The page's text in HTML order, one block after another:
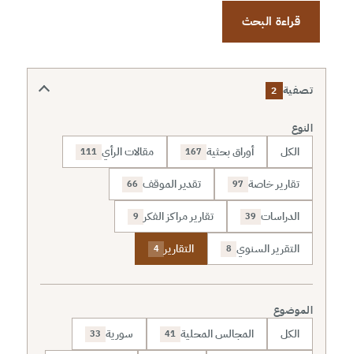
قراءة البحث
تصفية 2
النوع
الكل أوراق بحثية 167 مقالات الرأي 111
تقارير خاصة 97 تقدير الموقف 66
الدراسات 39 تقارير مراكز الفكر 9
التقرير السنوي 8 التقارير 4
الموضوع
الكل المجالس المحلية 41 سورية 33